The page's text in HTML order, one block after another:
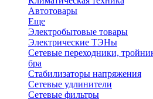
Автотовары
Еще
Электробытовые товары
Электрические ТЭНы
Сетевые переходники,
бра
Стабилизаторы напряжения
Сетевые удлинители
Сетевые фильтры